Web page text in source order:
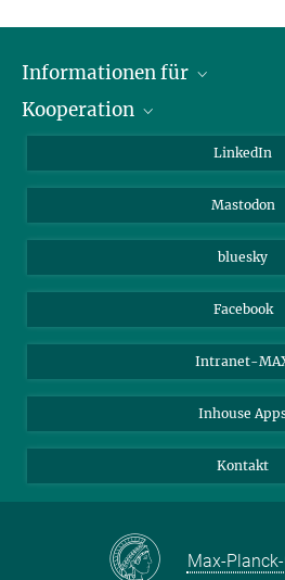
Informationen für
Journalisten
Kooperation
Max-Planck-Gesellschaft
Beutenberg Campus e.V.
LinkedIn
Mastodon
bluesky
Facebook
Intranet-
Inhouse
Kontakt
Max-